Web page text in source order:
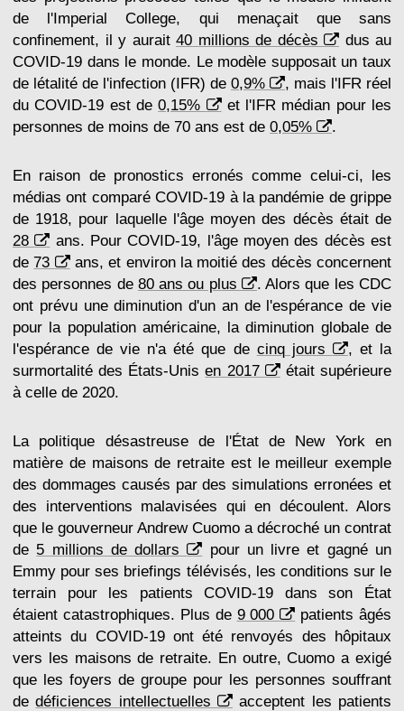
de l'Imperial College, qui menaçait que sans
confinement, il y aurait 40 millions de décès
dus au
COVID-19 dans le monde. Le modèle supposait un taux
de létalité de l'infection (IFR) de 0,9%
, mais l'IFR réel
du COVID-19 est de0,15%
et l'IFR médian pour les
personnes de moins de 70 ans est de 0,05% .
En raison de pronostics erronés comme celui-ci, les
médias ont comparé COVID-19 à la pandémie de grippe
de 1918, pour laquelle l'âge moyen des décès était de
28
ans. Pour COVID-19, l'âge moyen des décès est
de73
ans, et environ la moitié des décès concernent
des personnes de 80 ans ou plus
. Alors que les CDC
ont prévu une diminution d'un an de l'espérance de vie
pour la population américaine, la diminution globale de
l'espérance de vie n'a été que de cinq jours
, et la
surmortalité des États-Unisen 2017
était supérieure
à celle de 2020.
La politique désastreuse de l'État de New York en
matière de maisons de retraite est le meilleur exemple
des dommages causés par des simulations erronées et
des interventions malavisées qui en découlent. Alors
que le gouverneur Andrew Cuomo a décroché un contrat
de 5 millions de dollars
pour un livre et gagné un
Emmy pour ses briefings télévisés, les conditions sur le
terrain pour les patients COVID-19 dans son État
étaient catastrophiques. Plus de 9 000
patients âgés
atteints du COVID-19 ont été renvoyés des hôpitaux
vers les maisons de retraite. En outre, Cuomo a exigé
que les foyers de groupe pour les personnes souffrant
dedéficiences intellectuelles
acceptent les patients